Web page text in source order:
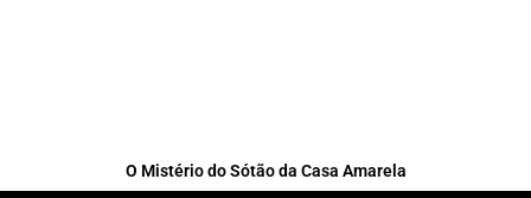
O Mistério do Sótão da Casa Amarela